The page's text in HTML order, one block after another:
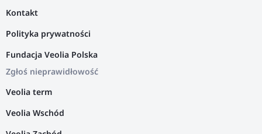
Kontakt
Polityka prywatności
Fundacja Veolia Polska
Zgłoś nieprawidłowość
Veolia term
Veolia Wschód